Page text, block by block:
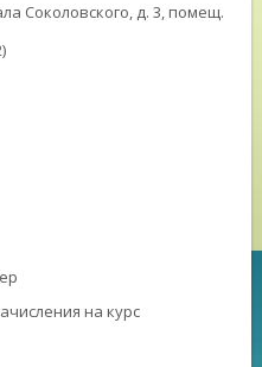
Соколовского, д. 3, помещ.
на курс